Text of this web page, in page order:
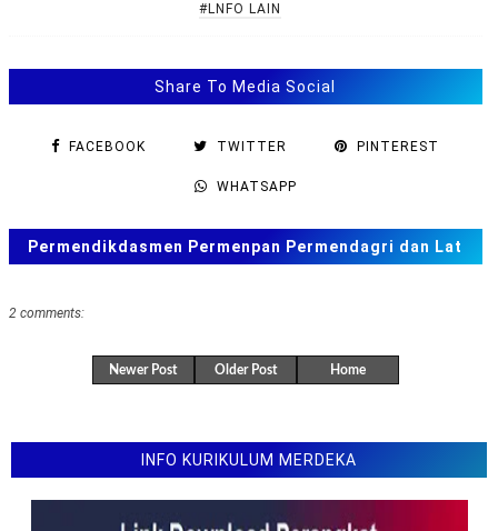
#LNFO LAIN
Share To Media Social
FACEBOOK TWITTER PINTEREST
WHATSAPP
Permendikdasmen Permenpan Permendagri dan Lat
2 comments:
Newer Post Older Post Home
INFO KURIKULUM MERDEKA